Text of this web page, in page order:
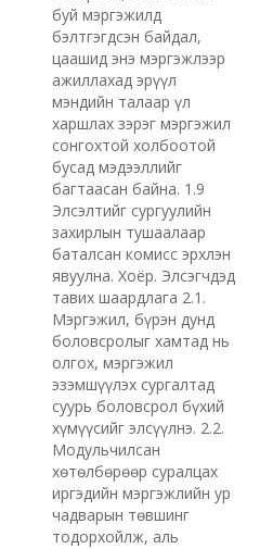
буй мэргэжилд
бэлтгэгдсэн байдал,
цаашид энэ мэргэжлээр
ажиллахад эрүүл
мэндийн талаар үл
харшлах зэрэг мэргэжил
сонгохтой холбоотой
бусад мэдээллийг
багтаасан байна. 1.9
Элсэлтийг сургуулийн
захирлын тушаалаар
баталсан комисс эрхлэн
явуулна. Хоёр. Элсэгчдэд
тавих шаардлага 2.1.
Мэргэжил, бүрэн дунд
боловсролыг хамтад нь
олгох, мэргэжил
эзэмшүүлэх сургалтад
суурь боловсрол бүхий
хүмүүсийг элсүүлнэ. 2.2.
Модульчилсан
хөтөлбөрөөр суралцах
иргэдийн мэргэжлийн ур
чадварын төвшинг
тодорхойлж, аль